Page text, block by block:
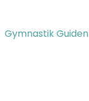
Gymnastik Guiden